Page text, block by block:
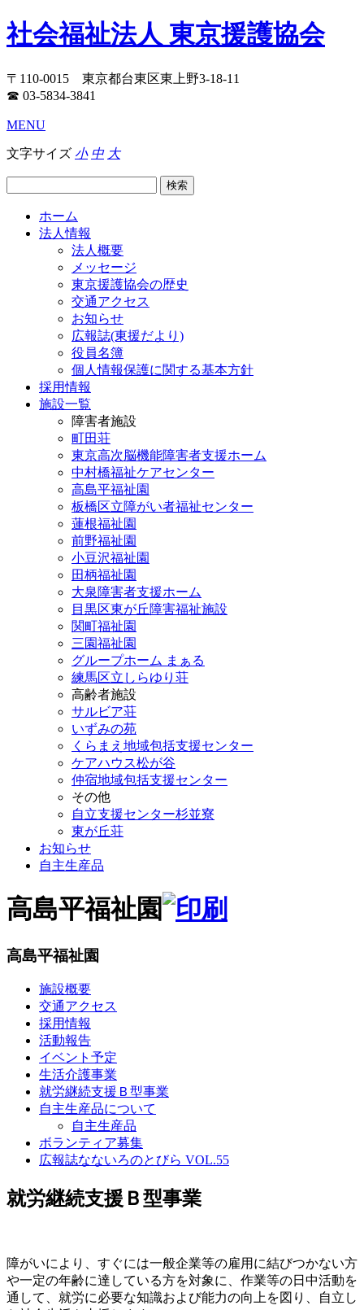
社会福祉法人 東京援護協会
〒110-0015 東京都台東区東上野3-18-11
☎ 03-5834-3841
MENU
文字サイズ 小 中 大
ホーム
法人情報
法人概要
メッセージ
東京援護協会の歴史
交通アクセス
お知らせ
広報誌(東援だより)
役員名簿
個人情報保護に関する基本方針
採用情報
施設一覧
障害者施設
町田荘
東京高次脳機能障害者支援ホーム
中村橋福祉ケアセンター
高島平福祉園
板橋区立障がい者福祉センター
蓮根福祉園
前野福祉園
小豆沢福祉園
田柄福祉園
大泉障害者支援ホーム
目黒区東が丘障害福祉施設
関町福祉園
三園福祉園
グループホーム まぁる
練馬区立しらゆり荘
高齢者施設
サルビア荘
いずみの苑
くらまえ地域包括支援センター
ケアハウス松が谷
仲宿地域包括支援センター
その他
自立支援センター杉並寮
東が丘荘
お知らせ
自主生産品
高島平福祉園
高島平福祉園
施設概要
交通アクセス
採用情報
活動報告
イベント予定
生活介護事業
就労継続支援Ｂ型事業
自主生産品について
自主生産品
ボランティア募集
広報誌なないろのとびら VOL.55
就労継続支援Ｂ型事業
障がいにより、すぐには一般企業等の雇用に結びつかない方
や一定の年齢に達している方を対象に、作業等の日中活動を
通して、就労に必要な知識および能力の向上を図り、自立し